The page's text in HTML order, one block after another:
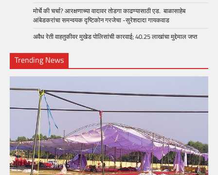
मोर्चे की चर्चा? आरक्षणाच्या वादावर तोडगा काढण्यासाठी एड. बाळासाहेब
आंबेडकरांचा समन्वयक दृष्टिकोन गरजेचा -सुरेशदादा गायकवाड
अवैध रेती वाहतुकीवर मुखेड पोलिसांची कारवाई; 40.25 लाखांचा मुद्देमाल जप्त
Trending News